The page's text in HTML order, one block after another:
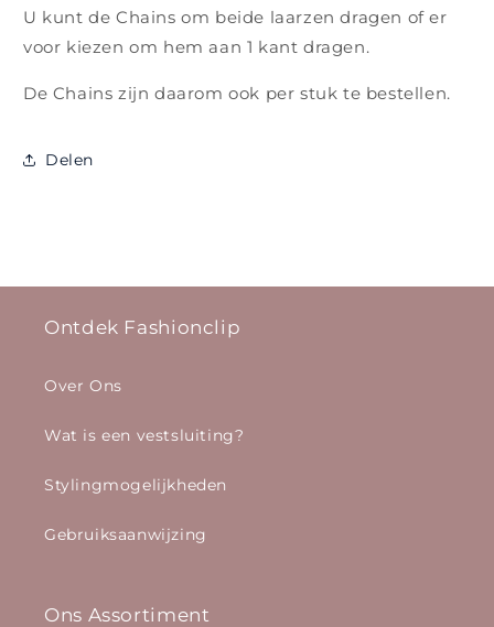
U kunt de Chains om beide laarzen dragen of er
voor kiezen om hem aan 1 kant dragen.
De Chains zijn daarom ook per stuk te bestellen.
Delen
Ontdek Fashionclip
Over Ons
Wat is een vestsluiting?
Stylingmogelijkheden
Gebruiksaanwijzing
Ons Assortiment